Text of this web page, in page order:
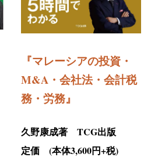
『マレーシアの投資・
M&A・会社法・会計税
務・労務』
久野康成著 TCG出版
定価 (本体3,600円+税)